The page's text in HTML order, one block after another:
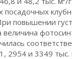
посадочных
повышении
2954 и 3349 тыс.